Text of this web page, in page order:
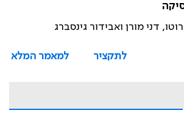
דני מורן ואבידור גינסברג
לתקציר
למאמר המלא